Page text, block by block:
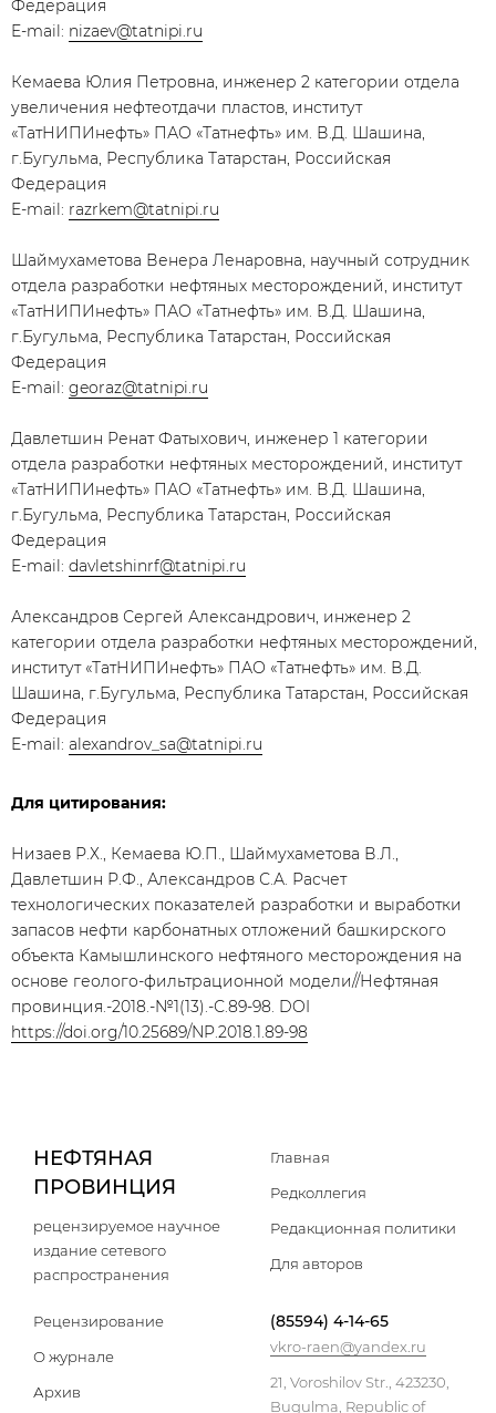
Федерация
E-mail: nizaev@tatnipi.ru
Кемаева Юлия Петровна, инженер 2 категории отдела
увеличения нефтеотдачи пластов, институт
«ТатНИПИнефть» ПАО «Татнефть» им. В.Д. Шашина,
г.Бугульма, Республика Татарстан, Российская
Федерация
E-mail: razrkem@tatnipi.ru
Шаймухаметова Венера Ленаровна, научный сотрудник
отдела разработки нефтяных месторождений, институт
«ТатНИПИнефть» ПАО «Татнефть» им. В.Д. Шашина,
г.Бугульма, Республика Татарстан, Российская
Федерация
E-mail: georaz@tatnipi.ru
Давлетшин Ренат Фатыхович, инженер 1 категории
отдела разработки нефтяных месторождений, институт
«ТатНИПИнефть» ПАО «Татнефть» им. В.Д. Шашина,
г.Бугульма, Республика Татарстан, Российская
Федерация
E-mail: davletshinrf@tatnipi.ru
Александров Сергей Александрович, инженер 2
категории отдела разработки нефтяных месторождений,
институт «ТатНИПИнефть» ПАО «Татнефть» им. В.Д.
Шашина, г.Бугульма, Республика Татарстан, Российская
Федерация
E-mail: alexandrov_sa@tatnipi.ru
Для цитирования:
Низаев Р.Х., Кемаева Ю.П., Шаймухаметова В.Л.,
Давлетшин Р.Ф., Александров С.А. Расчет
технологических показателей разработки и выработки
запасов нефти карбонатных отложений башкирского
объекта Камышлинского нефтяного месторождения на
основе геолого-фильтрационной модели//Нефтяная
провинция.-2018.-№1(13).-С.89-98. DOI
https://doi.org/10.25689/NP.2018.1.89-98
НЕФТЯНАЯ
ПРОВИНЦИЯ
рецензируемое научное
издание сетевого
распространения
Главная
Редколлегия
Редакционная политики
Для авторов
Рецензирование
О журнале
Архив
(85594) 4-14-65
vkro-raen@yandex.ru
21, Voroshilov Str., 423230,
Bugulma, Republic of